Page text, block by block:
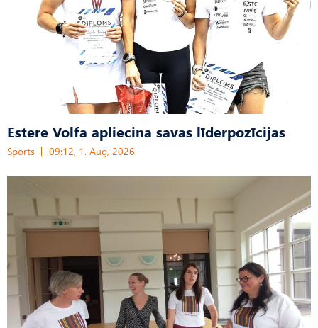
Estere Volfa apliecina savas līderpozīcijas
Sports 09:12, 1. Aug, 2026